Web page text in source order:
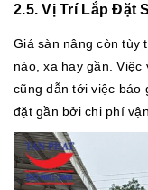
2.5. Vị Trí Lắp Đặt
Giá sàn nâng còn tùy
nào, xa hay gần.
cũng dẫn tới việc báo
đặt gần bởi chi phí